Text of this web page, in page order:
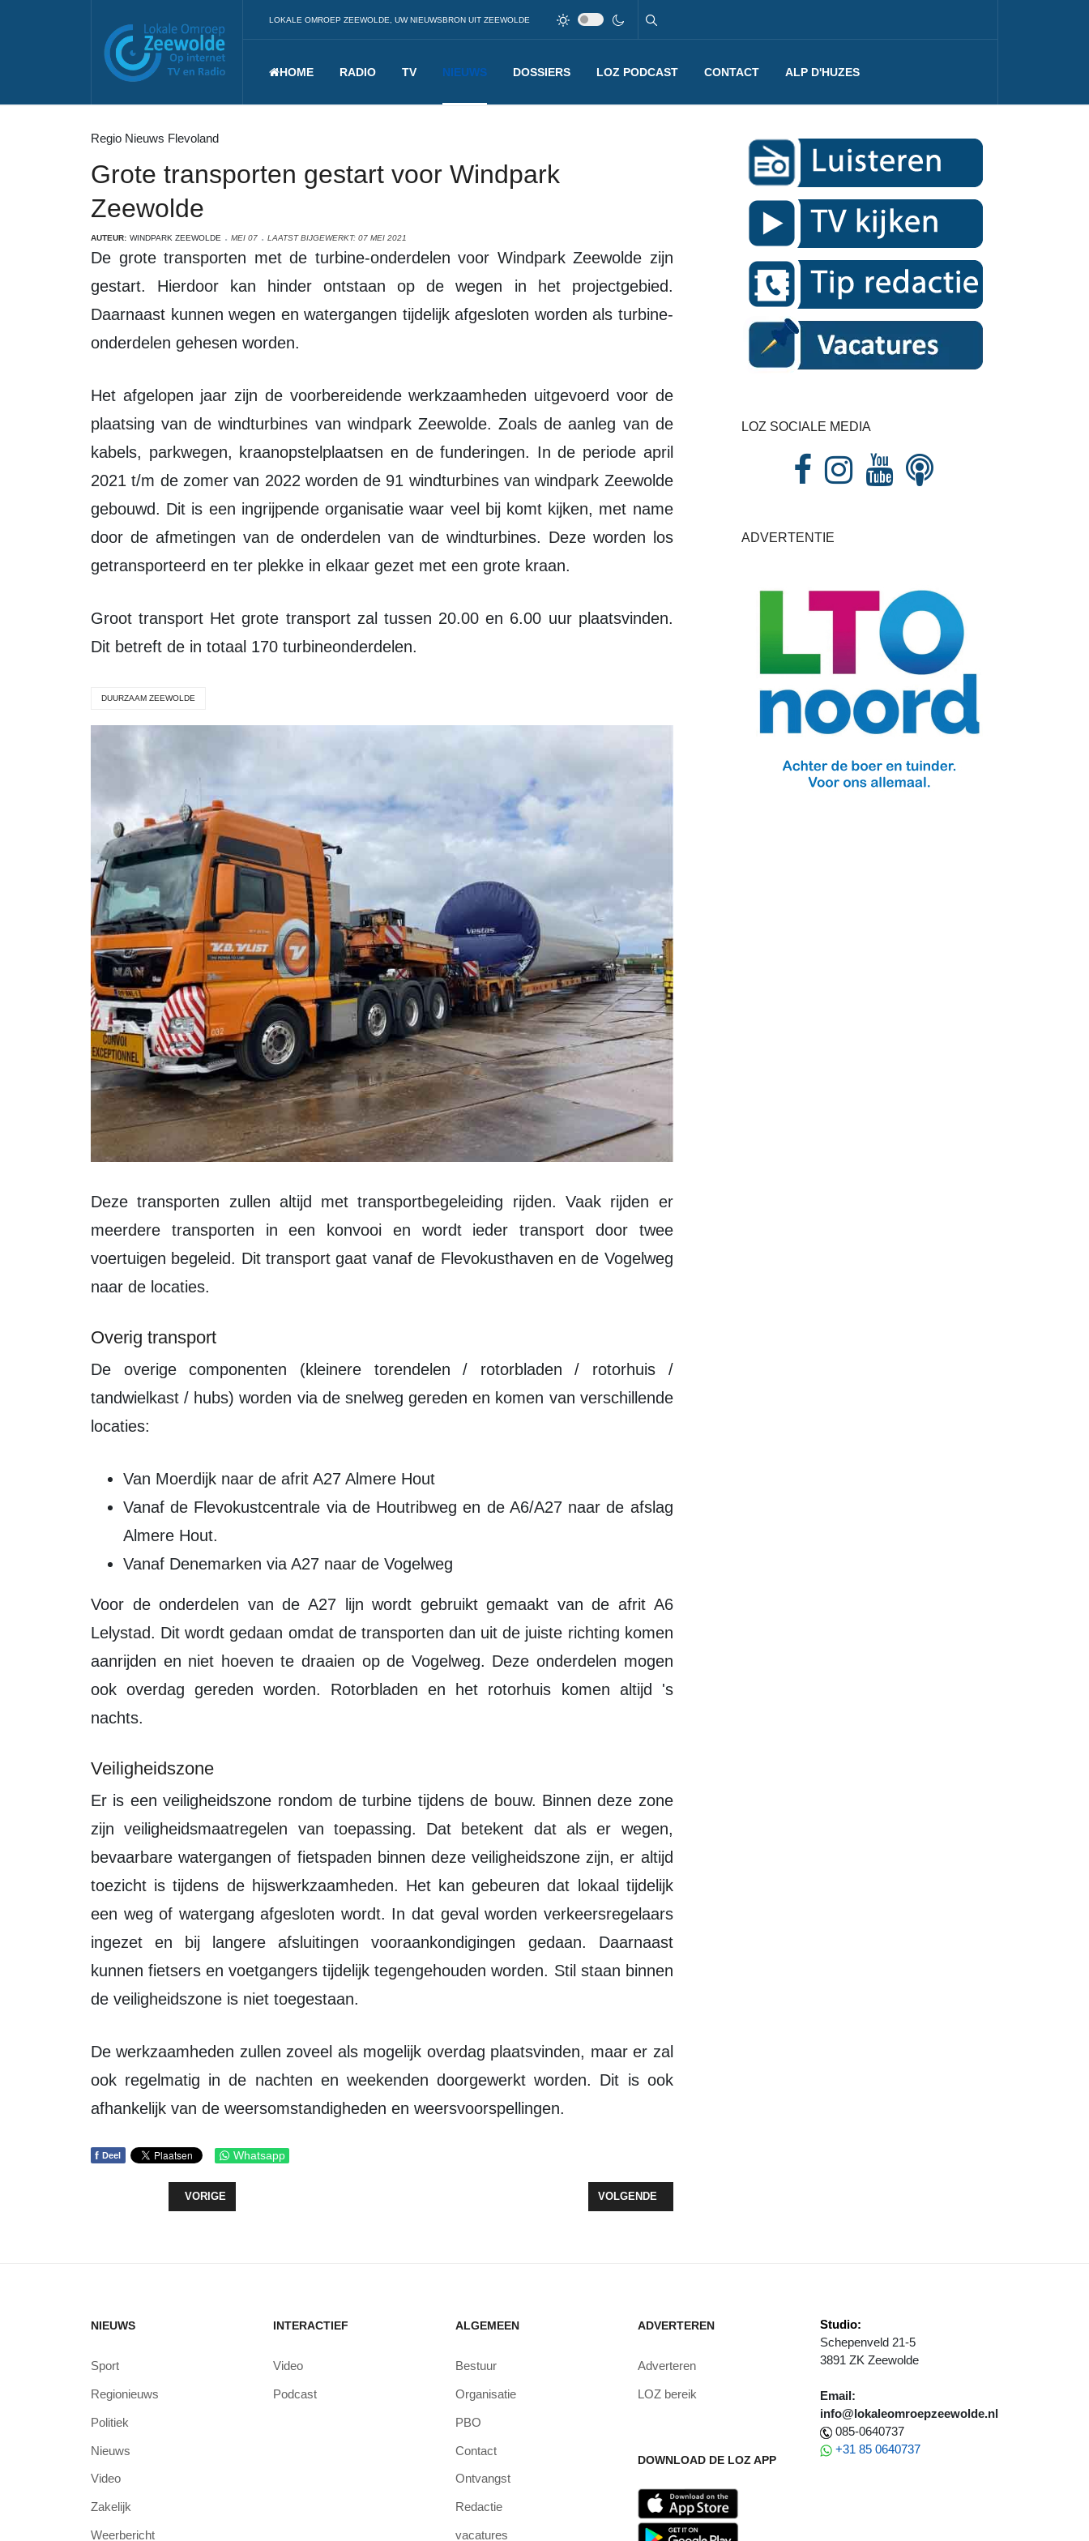
LOKALE OMROEP ZEEWOLDE, UW NIEUWSBRON UIT ZEEWOLDE
HOME RADIO TV NIEUWS DOSSIERS LOZ PODCAST CONTACT ALP D'HUZES
Regio Nieuws Flevoland
Grote transporten gestart voor Windpark
Zeewolde
AUTEUR: WINDPARK ZEEWOLDE MEI 07 LAATST BIJGEWERKT: 07 MEI 2021
De grote transporten met de turbine-onderdelen voor Windpark Zeewolde zijn
gestart. Hierdoor kan hinder ontstaan op de wegen in het projectgebied.
Daarnaast kunnen wegen en watergangen tijdelijk afgesloten worden als turbine-
onderdelen gehesen worden.
Het afgelopen jaar zijn de voorbereidende werkzaamheden uitgevoerd voor de
plaatsing van de windturbines van windpark Zeewolde. Zoals de aanleg van de
kabels, parkwegen, kraanopstelplaatsen en de funderingen. In de periode april
2021 t/m de zomer van 2022 worden de 91 windturbines van windpark Zeewolde
gebouwd. Dit is een ingrijpende organisatie waar veel bij komt kijken, met name
door de afmetingen van de onderdelen van de windturbines. Deze worden los
getransporteerd en ter plekke in elkaar gezet met een grote kraan.
Groot transport Het grote transport zal tussen 20.00 en 6.00 uur plaatsvinden.
Dit betreft de in totaal 170 turbineonderdelen.
DUURZAAM ZEEWOLDE
Deze transporten zullen altijd met transportbegeleiding rijden. Vaak rijden er
meerdere transporten in een konvooi en wordt ieder transport door twee
voertuigen begeleid. Dit transport gaat vanaf de Flevokusthaven en de Vogelweg
naar de locaties.
Overig transport
De overige componenten (kleinere torendelen / rotorbladen / rotorhuis /
tandwielkast / hubs) worden via de snelweg gereden en komen van verschillende
locaties:
Van Moerdijk naar de afrit A27 Almere Hout
Vanaf de Flevokustcentrale via de Houtribweg en de A6/A27 naar de afslag
Almere Hout.
Vanaf Denemarken via A27 naar de Vogelweg
Voor de onderdelen van de A27 lijn wordt gebruikt gemaakt van de afrit A6
Lelystad. Dit wordt gedaan omdat de transporten dan uit de juiste richting komen
aanrijden en niet hoeven te draaien op de Vogelweg. Deze onderdelen mogen
ook overdag gereden worden. Rotorbladen en het rotorhuis komen altijd 's
nachts.
Veiligheidszone
Er is een veiligheidszone rondom de turbine tijdens de bouw. Binnen deze zone
zijn veiligheidsmaatregelen van toepassing. Dat betekent dat als er wegen,
bevaarbare watergangen of fietspaden binnen deze veiligheidszone zijn, er altijd
toezicht is tijdens de hijswerkzaamheden. Het kan gebeuren dat lokaal tijdelijk
een weg of watergang afgesloten wordt. In dat geval worden verkeersregelaars
ingezet en bij langere afsluitingen vooraankondigingen gedaan. Daarnaast
kunnen fietsers en voetgangers tijdelijk tegengehouden worden. Stil staan binnen
de veiligheidszone is niet toegestaan.
De werkzaamheden zullen zoveel als mogelijk overdag plaatsvinden, maar er zal
ook regelmatig in de nachten en weekenden doorgewerkt worden. Dit is ook
afhankelijk van de weersomstandigheden en weersvoorspellingen.
f Deel Whatsapp
VORIG ARTIKEL: FLEVOLAND DOET ENERGIEBOD VOOR DE TOEKOMST
VORIGE VOLGENDE ARTIKEL: EXTRA ENERGIE-BOOST VOOR MOEDERDAG
VOLGENDE
LOZ SOCIALE MEDIA
ADVERTENTIE
NIEUWS
Sport
Regionieuws
Politiek
Nieuws
Video
Zakelijk
Weerbericht
INTERACTIEF
Video
Podcast
ALGEMEEN
Bestuur
Organisatie
PBO
Contact
Ontvangst
Redactie
vacatures
ADVERTEREN
Adverteren
LOZ bereik
DOWNLOAD DE LOZ APP
Studio:
Schepenveld 21-5
3891 ZK Zeewolde
Email:
info@lokaleomroepzeewolde.nl
085-0640737
+31 85 0640737